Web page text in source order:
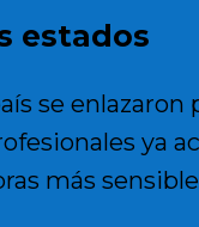
estados
se
ya
más